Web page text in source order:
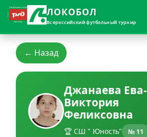
ЛОКОБОЛ
Всероссийский футбольный турнир
← Назад
Джанаева Ева-
Виктория
Феликсовна
🏆 СШ " Юность" № 11